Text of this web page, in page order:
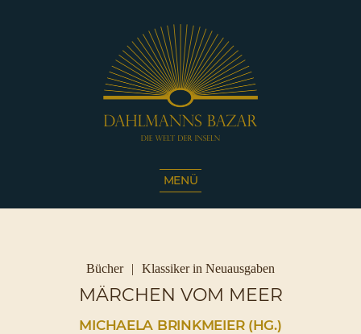
Die
Inseln
|
Café
Sassnitz
MENÜ
Kategorien
Bücher Klassiker in Neuausgaben
MÄRCHEN VOM MEER
MICHAELA BRINKMEIER (HG.)